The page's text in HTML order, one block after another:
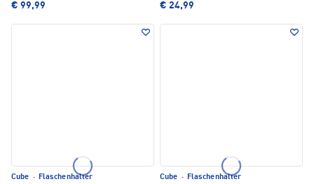
€ 99,99 € 24,99
Cube · Flaschenhalter Cube · Flaschenhalter